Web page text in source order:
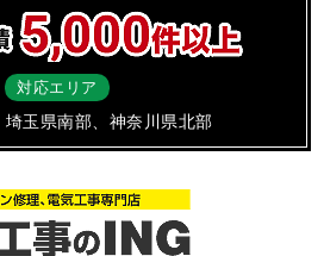
対応エリア
埼玉県南部、神奈川県北部